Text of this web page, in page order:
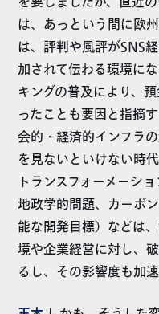
は、あっという間に欧
は、評判や風評がSNS
加されて伝わる環境に
キングの普及により、
ったことも要因と指摘
会的・経済的インフラ
を見ないといけない時
トランスフォーメーシ
地政学的問題、カーボ
能な開発目標）などは
境や企業経営に対し、
るし、その影響度も加速